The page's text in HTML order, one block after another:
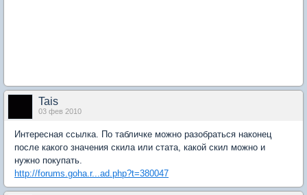
Tais
03 фев 2010
Интересная ссылка. По табличке можно разобраться наконец
после какого значения скила или стата, какой скил можно и
нужно покупать.
http://forums.goha.r...ad.php?t=380047